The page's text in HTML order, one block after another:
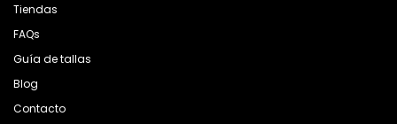
Tiendas
FAQs
Guía de tallas
Blog
Contacto